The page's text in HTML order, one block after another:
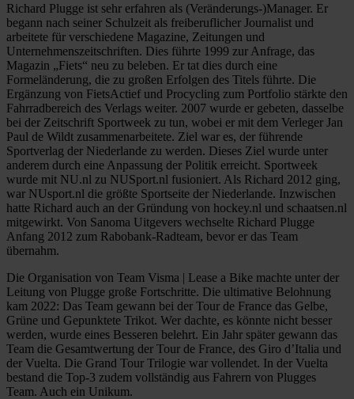
Richard Plugge ist sehr erfahren als (Veränderungs-)Manager. Er
begann nach seiner Schulzeit als freiberuflicher Journalist und
arbeitete für verschiedene Magazine, Zeitungen und
Unternehmenszeitschriften. Dies führte 1999 zur Anfrage, das
Magazin „Fiets“ neu zu beleben. Er tat dies durch eine
Formeländerung, die zu großen Erfolgen des Titels führte. Die
Ergänzung von FietsActief und Procycling zum Portfolio stärkte den
Fahrradbereich des Verlags weiter. 2007 wurde er gebeten, dasselbe
bei der Zeitschrift Sportweek zu tun, wobei er mit dem Verleger Jan
Paul de Wildt zusammenarbeitete. Ziel war es, der führende
Sportverlag der Niederlande zu werden. Dieses Ziel wurde unter
anderem durch eine Anpassung der Politik erreicht. Sportweek
wurde mit NU.nl zu NUSport.nl fusioniert. Als Richard 2012 ging,
war NUsport.nl die größte Sportseite der Niederlande. Inzwischen
hatte Richard auch an der Gründung von hockey.nl und schaatsen.nl
mitgewirkt. Von Sanoma Uitgevers wechselte Richard Plugge
Anfang 2012 zum Rabobank-Radteam, bevor er das Team
übernahm.
Die Organisation von Team Visma | Lease a Bike machte unter der
Leitung von Plugge große Fortschritte. Die ultimative Belohnung
kam 2022: Das Team gewann bei der Tour de France das Gelbe,
Grüne und Gepunktete Trikot. Wer dachte, es könnte nicht besser
werden, wurde eines Besseren belehrt. Ein Jahr später gewann das
Team die Gesamtwertung der Tour de France, des Giro d’Italia und
der Vuelta. Die Grand Tour Trilogie war vollendet. In der Vuelta
bestand die Top-3 zudem vollständig aus Fahrern von Plugges
Team. Auch ein Unikum.